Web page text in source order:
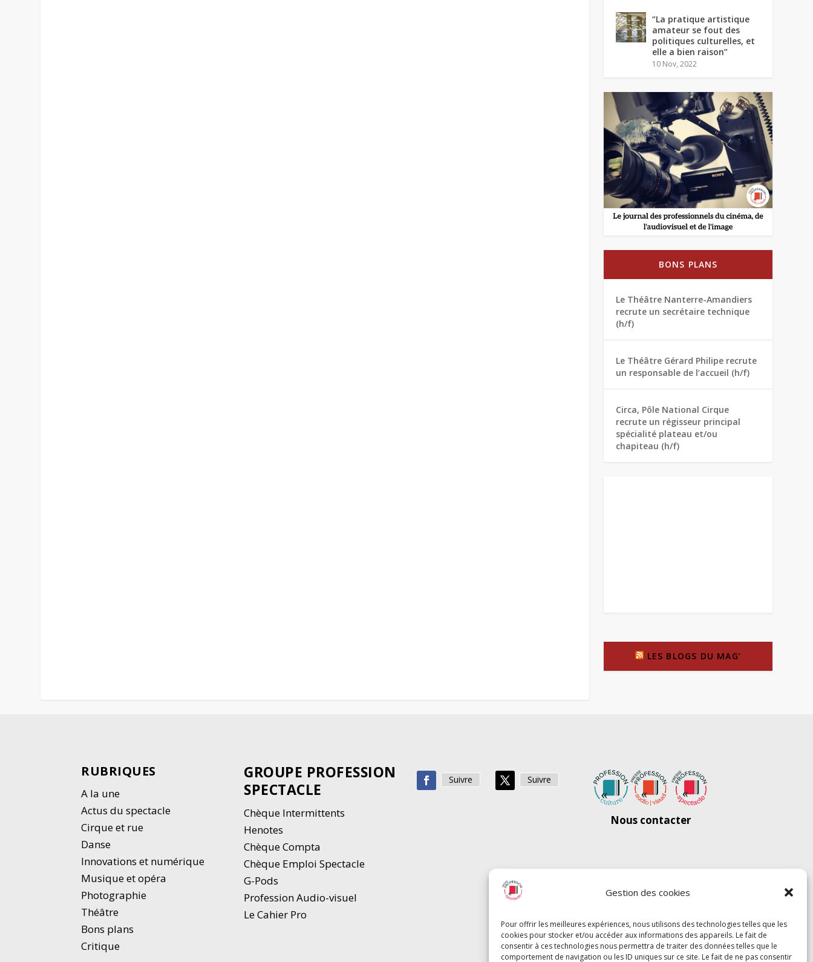
Gestion des cookies
Pour offrir les meilleures expériences, nous utilisons des technologies telles que les
cookies pour stocker et/ou accéder aux informations des appareils. Le fait de
consentir à ces technologies nous permettra de traiter des données telles que le
comportement de navigation ou les ID uniques sur ce site. Le fait de ne pas consentir
“La pratique artistique
amateur se fout des
politiques culturelles, et
elle a bien raison”
10 Nov, 2022
BONS PLANS
Le Théâtre Nanterre-Amandiers
recrute un secrétaire technique
(h/f)
Le Théâtre Gérard Philipe recrute
un responsable de l’accueil (h/f)
Circa, Pôle National Cirque
recrute un régisseur principal
spécialité plateau et/ou
chapiteau (h/f)
LES BLOGS DU MAG’
RUBRIQUES
A la une
Actus du spectacle
Cirque et rue
Danse
Innovations et numérique
Musique et opéra
Photographie
Théâtre
Bons plans
Critique
GROUPE PROFESSION
SPECTACLE
Chèque Intermittents
Henotes
Chèque Compta
Chèque Emploi Spectacle
G-Pods
Profession Audio-visuel
Le Cahier Pro
Suivre Suivre
Nous contacter